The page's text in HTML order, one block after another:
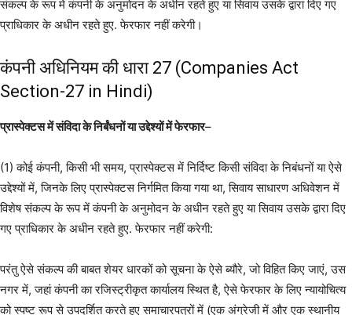
संकल्प के रूप में कंपनी के अनुमोदन के अधीन रहते हुए या सिवाय उसके द्वारा दिए गए
प्राधिकार के अधीन रहते हुए. फेरफार नहीं करेगी।
कंपनी अधिनियम की धारा 27 (Companies Act
Section-27 in Hindi)
प्रास्पेक्टस में संविदा के निर्बंधनों या उद्देश्यों में फेरफार–
(1) कोई कंपनी, किसी भी समय, प्रास्पेक्टस में निर्दिष्ट किसी संविदा के निबंधनों या ऐसे
उद्देश्यों में, जिनके लिए प्रास्पेक्टस निर्गमित किया गया था, सिवाय साधारण अधिवेशन में
विशेष संकल्प के रूप में कंपनी के अनुमोदन के अधीन रहते हुए या सिवाय उसके द्वारा दिए
गए प्राधिकार के अधीन रहते हुए. फेरफार नहीं करेगी:
परंतु ऐसे संकल्प की बाबत शेयर धारकों को सूचना के ऐसे ब्यौरे, जो विहित किए जाएं, उस
नगर में, जहां कंपनी का रजिस्ट्रीकृत कार्यालय स्थित है, ऐसे फेरफार के लिए न्यायोचित्य
को स्पष्ट रूप से उपदर्शित करते हुए समाचारपत्रों में (एक अंग्रेजी में और एक स्थानीय